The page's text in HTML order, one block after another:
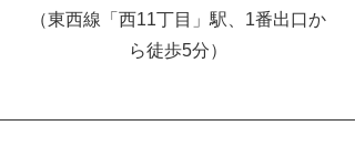
（東西線「西11丁目」駅、1番出口か
ら徒歩5分）